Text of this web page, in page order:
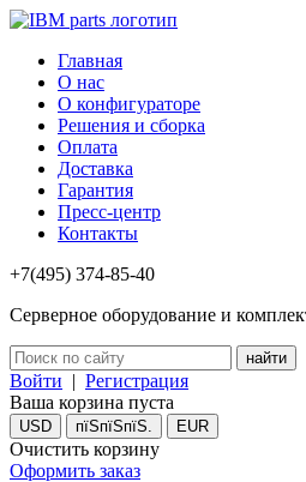
Главная
О нас
О конфигураторе
Решения и сборка
Оплата
Доставка
Гарантия
Пресс-центр
Контакты
+7(495) 374-85-40
Серверное оборудование и
Войти | Регистрация
Ваша корзина пуста
USD пїЅпїЅпїЅ. EUR
Очистить корзину
Оформить заказ